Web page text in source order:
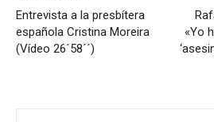
Entrevista a la presbítera
española Cristina Moreira
(Vídeo 26´58´´)
«Yo